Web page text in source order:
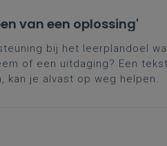
van een oplossing'
bij het leerplandoel
of een uitdaging? Een
kan je alvast op weg helpen.